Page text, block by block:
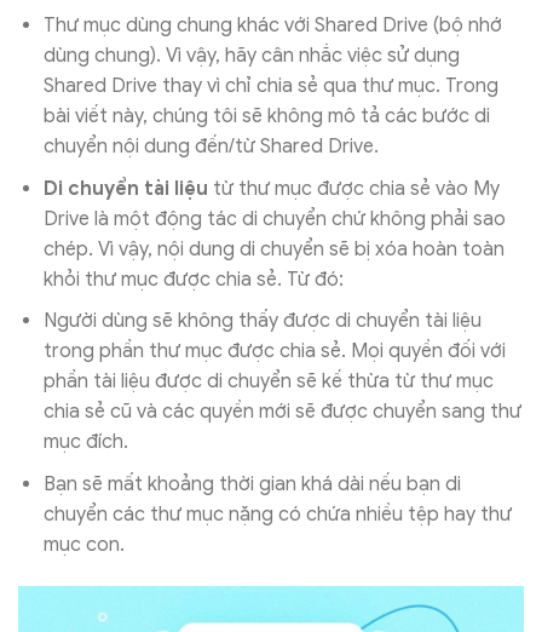
Thư mục dùng chung khác với Shared Drive (bộ nhớ
dùng chung). Vì vậy, hãy cân nhắc việc sử dụng
Shared Drive thay vì chỉ chia sẻ qua thư mục. Trong
bài viết này, chúng tôi sẽ không mô tả các bước di
chuyển nội dung đến/từ Shared Drive.
Di chuyển tài liệu từ thư mục được chia sẻ vào My
Drive là một động tác di chuyển chứ không phải sao
chép. Vì vậy, nội dung di chuyển sẽ bị xóa hoàn toàn
khỏi thư mục được chia sẻ. Từ đó:
Người dùng sẽ không thấy được di chuyển tài liệu
trong phần thư mục được chia sẻ. Mọi quyền đối với
phần tài liệu được di chuyển sẽ kế thừa từ thư mục
chia sẻ cũ và các quyền mới sẽ được chuyển sang thư
mục đích.
Bạn sẽ mất khoảng thời gian khá dài nếu bạn di
chuyển các thư mục nặng có chứa nhiều tệp hay thư
mục con.